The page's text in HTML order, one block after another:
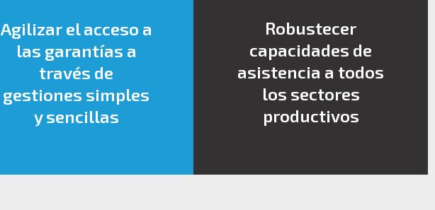
Agilizar el acceso a
las garantías a
través de
gestiones simples
y sencillas
Robustecer
capacidades de
asistencia a todos
los sectores
productivos